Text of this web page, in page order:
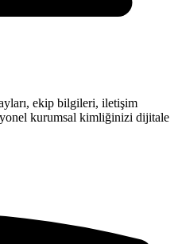
ekip bilgileri, iletişim
kurumsal kimliğinizi dijitale